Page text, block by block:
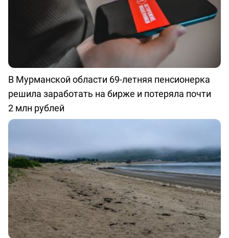
В Мурманской области 69-летняя пенсионерка
решила заработать на бирже и потеряла почти
2 млн рублей